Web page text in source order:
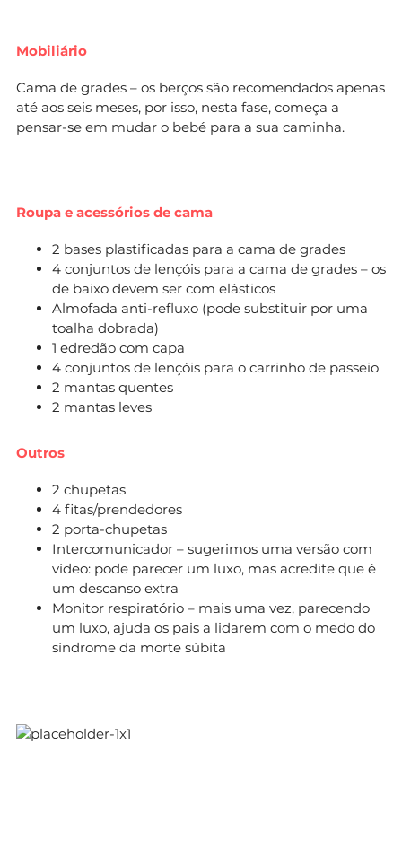
Mobiliário
Cama de grades – os berços são recomendados apenas
até aos seis meses, por isso, nesta fase, começa a
pensar-se em mudar o bebé para a sua caminha.
Roupa e acessórios de cama
2 bases plastificadas para a cama de grades
4 conjuntos de lençóis para a cama de grades – os
de baixo devem ser com elásticos
Almofada anti-refluxo (pode substituir por uma
toalha dobrada)
1 edredão com capa
4 conjuntos de lençóis para o carrinho de passeio
2 mantas quentes
2 mantas leves
Outros
2 chupetas
4 fitas/prendedores
2 porta-chupetas
Intercomunicador – sugerimos uma versão com
vídeo: pode parecer um luxo, mas acredite que é
um descanso extra
Monitor respiratório – mais uma vez, parecendo
um luxo, ajuda os pais a lidarem com o medo do
síndrome da morte súbita